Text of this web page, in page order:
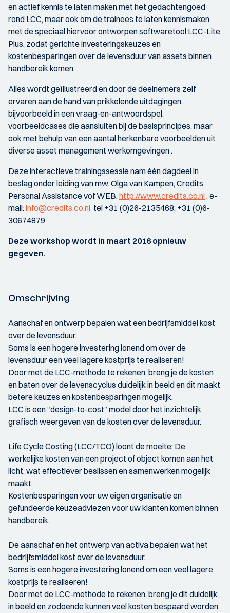
en actief kennis te laten maken met het gedachtengoed
rond LCC, maar ook om de trainees te laten kennismaken
met de speciaal hiervoor ontworpen softwaretool LCC-Lite
Plus, zodat gerichte investeringskeuzes en
kostenbesparingen over de levensduur van assets binnen
handbereik komen.
Alles wordt geïllustreerd en door de deelnemers zelf
ervaren aan de hand van prikkelende uitdagingen,
bijvoorbeeld in een vraag-en-antwoordspel,
voorbeeldcases die aansluiten bij de basisprincipes, maar
ook met behulp van een aantal herkenbare voorbeelden uit
diverse asset management werkomgevingen .
Deze interactieve trainingssessie nam één dagdeel in
beslag onder leiding van mw. Olga van Kampen, Credits
Personal Assistance vof WEB:http://www.credits.co.nl, e-
mail:info@credits.co.nl tel +31 (0)26-2135468, +31 (0)6-
30674879
Deze workshop wordt in maart 2016 opnieuw
gegeven.
Omschrijving
Aanschaf en ontwerp bepalen wat een bedrijfsmiddel kost
over de levensduur.
Soms is een hogere investering lonend om over de
levensduur een veel lagere kostprijs te realiseren!
Door met de LCC-methode te rekenen, breng je de kosten
en baten over de levenscyclus duidelijk in beeld en dit maakt
betere keuzes en kostenbesparingen mogelijk.
LCC is een “design-to-cost” model door het inzichtelijk
grafisch weergeven van de kosten over de levensduur.
Life Cycle Costing (LCC/TCO) loont de moeite: De
werkelijke kosten van een project of object komen aan het
licht, wat effectiever beslissen en samenwerken mogelijk
maakt.
Kostenbesparingen voor uw eigen organisatie en
gefundeerde keuzeadviezen voor uw klanten komen binnen
handbereik.
De aanschaf en het ontwerp van activa bepalen wat het
bedrijfsmiddel kost over de levensduur.
Soms is een hogere investering lonend om een veel lagere
kostprijs te realiseren!
Door met de LCC-methode te rekenen, breng je dit duidelijk
in beeld en zodoende kunnen veel kosten bespaard worden.